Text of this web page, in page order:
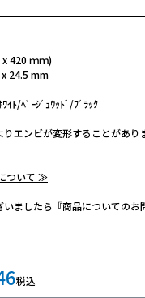
420 ｍｍ)
24.5 mm
ﾄ/ﾍﾞｰｼﾞｭｳｯﾄﾞ/ﾌﾞﾗｯｸ
エンビが変形することがあり
ついて ≫
いましたら『商品についてのお
税込